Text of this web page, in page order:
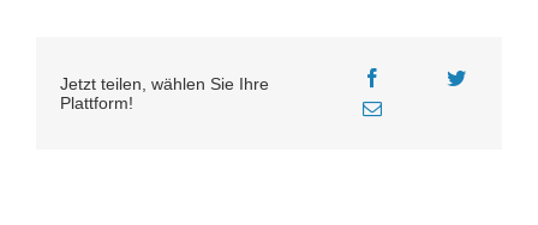
Jetzt teilen, wählen Sie Ihre
Plattform!